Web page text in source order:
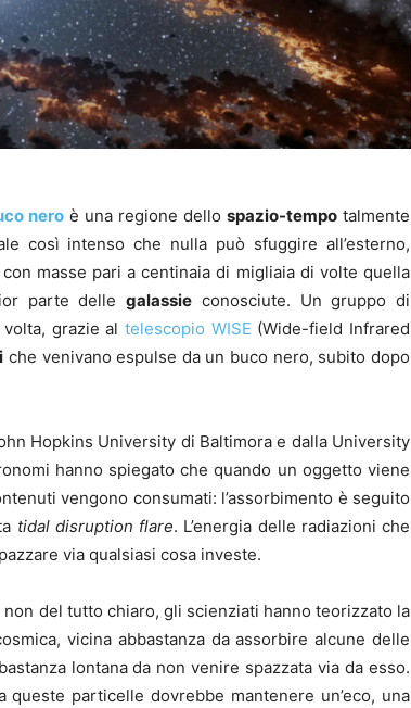
nero è una regione dello spazio-tempo talmente
così intenso che nulla può sfuggire all’esterno,
masse pari a centinaia di migliaia di volte quella
parte dellegalassie conosciute. Un gruppo di
grazie al telescopio WISE (Wide-field Infrared
che venivano espulse da un buco nero, subito dopo
Hopkins University di Baltimora e dalla University
hanno spiegato che quando un oggetto viene
vengono consumati: l’assorbimento è seguito
tidal disruption flare. L’energia delle radiazioni che
via qualsiasi cosa investe.
del tutto chiaro, gli scienziati hanno teorizzato la
vicina abbastanza da assorbire alcune delle
lontana da non venire spazzata via da esso.
particelle dovrebbe mantenere un’eco, una